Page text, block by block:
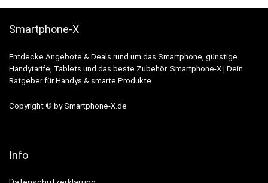
Smartphone-X
Entdecke Angebote & Deals rund um das Smartphone, günstige
Handytarife, Tablets und das beste Zubehör. Smartphone-X | Dein
Ratgeber für Handys & smarte Produkte.
Copyright © by Smartphone-X.de
Info